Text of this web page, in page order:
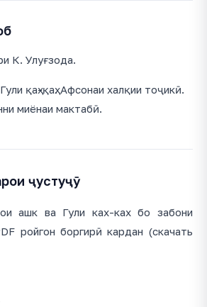
К. Улуғзода.
қаҳ-қаҳ. Афсонаи халқии тоҷикӣ.
миёнаи мактабӣ.
ҷустуҷӯ
ашк ва Гули ках-ках бо забони
ройгон боргирӣ кардан (скачать